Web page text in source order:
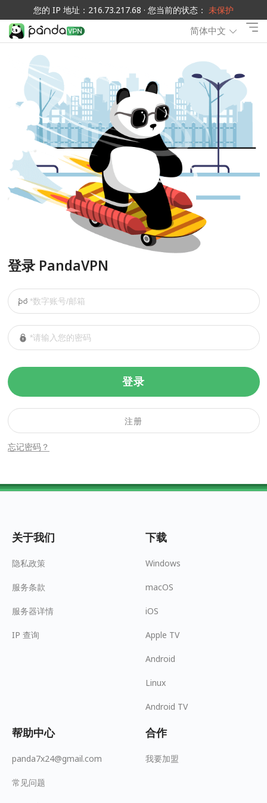
您的 IP 地址：216.73.217.68 · 您当前的状态： 未保护
简体中文
登录 PandaVPN
登录
忘记密码？
注册
关于我们
隐私政策
服务条款
服务器详情
IP 查询
下载
Windows
macOS
iOS
Apple TV
Android
Linux
Android TV
帮助中心
panda7x24@gmail.com
常见问题
合作
我要加盟